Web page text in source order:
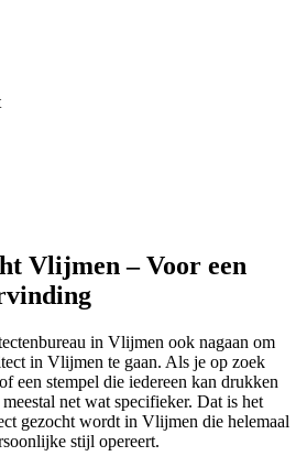
Vlijmen – Voor een
in Vlijmen ook nagaan om
in Vlijmen te gaan. Als je op zoek
een stempel die iedereen kan drukken
net wat specifieker. Dat is het
gezocht wordt in Vlijmen die helemaal
stijl opereert.